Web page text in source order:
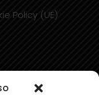
Policy (UE)